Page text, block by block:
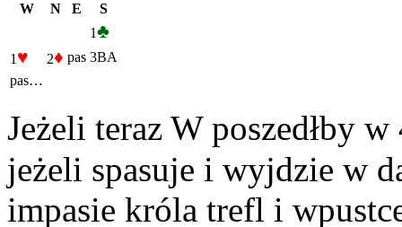
W N E
S
1♣
1 ♥ 2♦ pas 3BA
pas…
Jeżeli teraz W poszedłby w
jeżeli spasuje i wyjdzie w
impasie króla trefl i